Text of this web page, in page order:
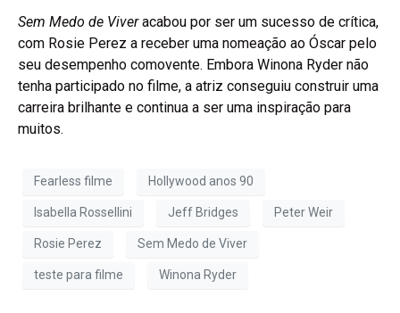
Sem Medo de Viveracabou por ser um sucesso de crítica,
com Rosie Perez a receber uma nomeação ao Óscar pelo
seu desempenho comovente. Embora Winona Ryder não
tenha participado no filme, a atriz conseguiu construir uma
carreira brilhante e continua a ser uma inspiração para
muitos.
Fearless filme Hollywood anos 90
Isabella Rossellini Jeff Bridges Peter Weir
Rosie Perez Sem Medo de Viver
teste para filme Winona Ryder